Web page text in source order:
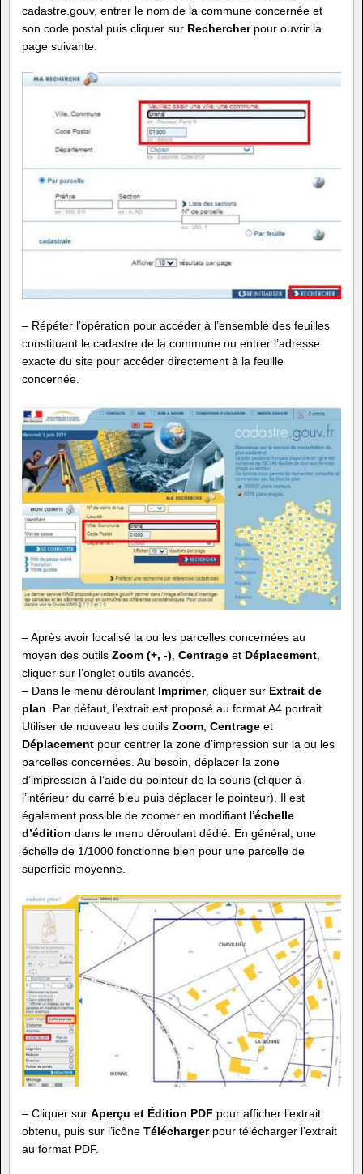
cadastre.gouv, entrer le nom de la commune concernée et
son code postal puis cliquer sur Rechercherpour ouvrir la
page suivante.
– Répéter l’opération pour accéder à l’ensemble des feuilles
constituant le cadastre de la commune ou entrer l’adresse
exacte du site pour accéder directement à la feuille
concernée.
– Après avoir localisé la ou les parcelles concernées au
moyen des outils Zoom (+, -) Centrage et Déplacement
cliquer sur l’onglet outils avancés.
– Dans le menu déroulant Imprimer, cliquer sur Extrait de
plan . Par défaut, l’extrait est proposé au format A4 portrait.
Utiliser de nouveau les outils Zoom Centrage et
Déplacement pour centrer la zone d’impression sur la ou les
parcelles concernées. Au besoin, déplacer la zone
d’impression à l’aide du pointeur de la souris (cliquer à
l’intérieur du carré bleu puis déplacer le pointeur). Il est
également possible de zoomer en modifiant l’échelle
d’édition dans le menu déroulant dédié. En général, une
échelle de 1/1000 fonctionne bien pour une parcelle de
superficie moyenne.
– Cliquer sur Aperçu et Édition PDF pour afficher l’extrait
obtenu, puis sur l’icône Téléchargerpour télécharger l’extrait
au format PDF.